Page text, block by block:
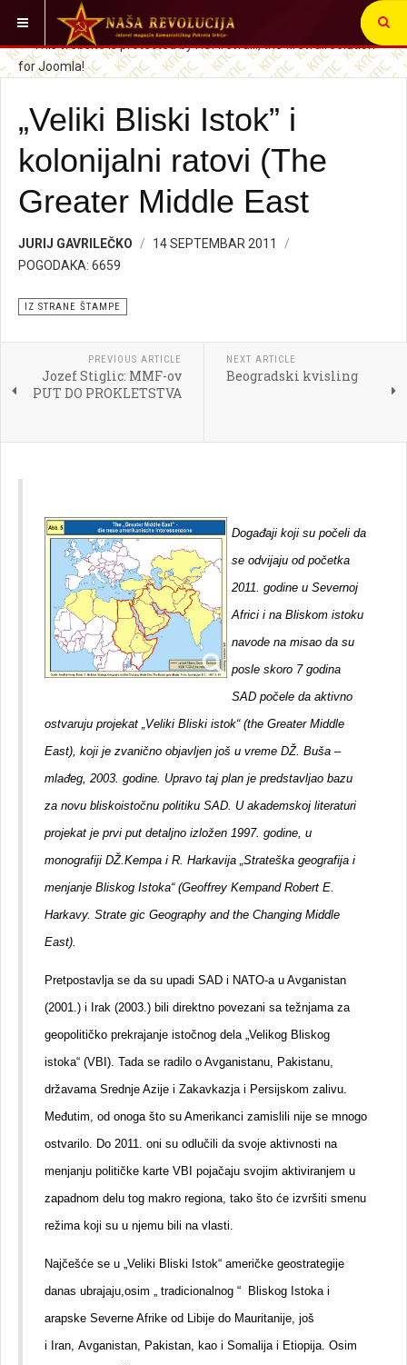
VI STE OVDE: SRBIJA I SVET IZ STRANE ŠTAMPE
„Veliki Bliski Istok” i
kolonijalni ratovi (The
Greater Middle East
JURIJ GAVRILEČKO
14 SEPTEMBAR 2011
POGODAKA: 6659
IZ STRANE ŠTAMPE
PREVIOUS ARTICLE
Jozef Stiglic: MMF-ov
PUT DO PROKLETSTVA
NEXT ARTICLE
Beogradski kvisling
Događaji koji su počeli da
se odvijaju od početka
2011. godine u Severnoj
Africi i na Bliskom istoku
navode na misao da su
posle skoro 7 godina
SAD počele da aktivno
ostvaruju projekat „Veliki Bliski istok“ (the Greater Middle
East), koji je zvanično objavljen još u vreme DŽ. Buša –
mlađeg, 2003. godine. Upravo taj plan je predstavljao bazu
za novu bliskoistočnu politiku SAD. U akademskoj literaturi
projekat je prvi put detaljno izložen 1997. godine, u
monografiji DŽ.Kempa i R. Harkavija „Strateška geografija i
menjanje Bliskog Istoka“ (Geoffrey Kempand Robert E.
Harkavy. Strate gic Geography and the Changing Middle
East).
Pretpostavlja se da su upadi SAD i NATO-a u Avganistan
(2001.) i Irak (2003.) bili direktno povezani sa težnjama za
geopolitičko prekrajanje istočnog dela „Velikog Bliskog
istoka“ (VBI). Tada se radilo o Avganistanu, Pakistanu,
državama Srednje Azije i Zakavkazja i Persijskom zalivu.
Međutim, od onoga što su Amerikanci zamislili nije se mnogo
ostvarilo. Do 2011. oni su odlučili da svoje aktivnosti na
menjanju političke karte VBI pojačaju svojim aktiviranjem u
zapadnom delu tog makro regiona, tako što će izvršiti smenu
režima koji su u njemu bili na vlasti.
Najčešće se u „Veliki Bliski Istok“ američke geostrategije
danas ubrajaju,osim „ tradicionalnog “
Bliskog Istoka i
arapske Severne Afrike od Libije do Mauritanije, još
i Iran, Avganistan, Pakistan, kao i Somalija i Etiopija. Osim